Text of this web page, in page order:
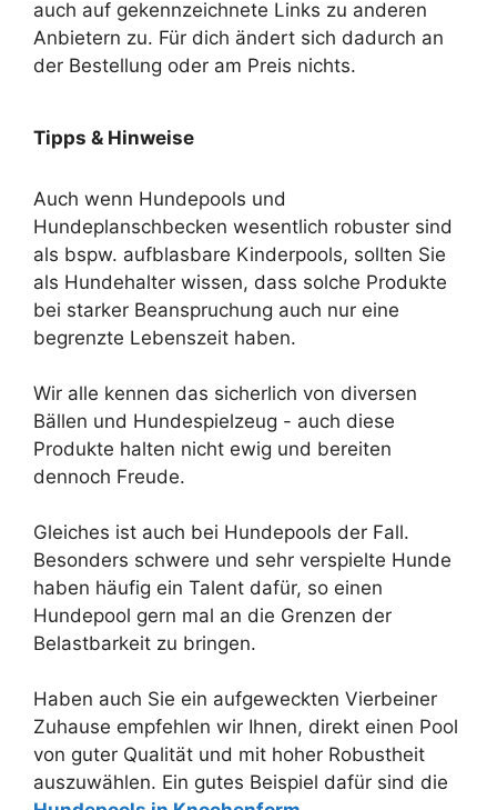
auch auf gekennzeichnete Links zu anderen
Anbietern zu. Für dich ändert sich dadurch an
der Bestellung oder am Preis nichts.
Tipps & Hinweise
Auch wenn Hundepools und
Hundeplanschbecken wesentlich robuster sind
als bspw. aufblasbare Kinderpools, sollten Sie
als Hundehalter wissen, dass solche Produkte
bei starker Beanspruchung auch nur eine
begrenzte Lebenszeit haben.
Wir alle kennen das sicherlich von diversen
Bällen und Hundespielzeug - auch diese
Produkte halten nicht ewig und bereiten
dennoch Freude.
Gleiches ist auch bei Hundepools der Fall.
Besonders schwere und sehr verspielte Hunde
haben häufig ein Talent dafür, so einen
Hundepool gern mal an die Grenzen der
Belastbarkeit zu bringen.
Haben auch Sie ein aufgeweckten Vierbeiner
Zuhause empfehlen wir Ihnen, direkt einen Pool
von guter Qualität und mit hoher Robustheit
auszuwählen. Ein gutes Beispiel dafür sind die